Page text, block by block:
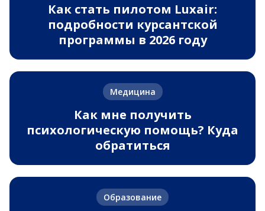
Как стать пилотом Luxair:
подробности курсантской
программы в 2026 году
Медицина
Как мне получить
психологическую помощь? Куда
обратиться
Образование